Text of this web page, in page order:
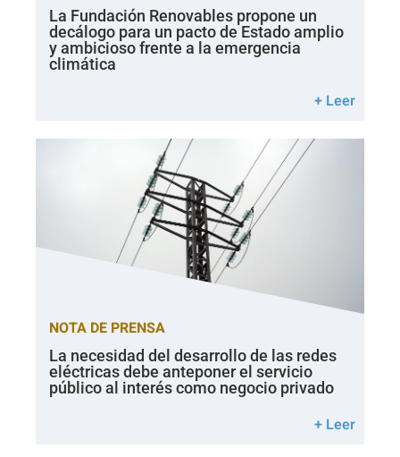
La Fundación Renovables propone un
decálogo para un pacto de Estado amplio
y ambicioso frente a la emergencia
climática
+ Leer
NOTA DE PRENSA
La necesidad del desarrollo de las redes
eléctricas debe anteponer el servicio
público al interés como negocio privado
+ Leer